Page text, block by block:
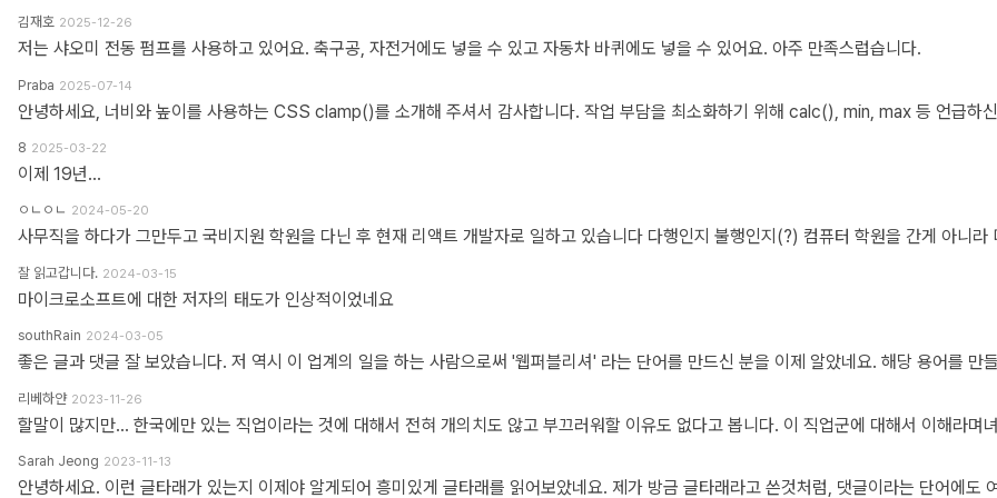
김재호 2025-12-26
저는 샤오미 전동 펌프를 사용하고 있어요. 축구공, 자전거에도 넣을 수 있고 자동차 바퀴에도 넣을 수 있어요. 아주 만족스럽습니다.
Praba 2025-07-14
8 2025-03-22
이제 19년...
ㅇㄴㅇㄴ 2024-05-20
잘 읽고갑니다. 2024-03-15
마이크로소프트에 대한 저자의 태도가 인상적이었네요
southRain 2024-03-05
리베하얀 2023-11-26
Sarah Jeong 2023-11-13